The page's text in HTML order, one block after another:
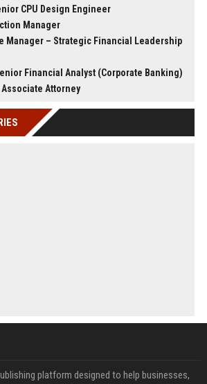
CPU Design Engineer
Manager
Manager – Strategic Financial Leadership
Financial Analyst (Corporate Banking)
Attorney
platform designed to help businesses,